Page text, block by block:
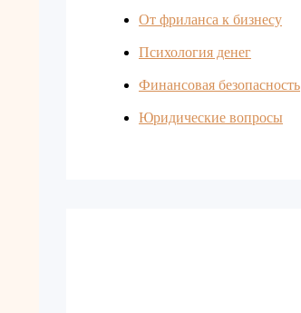
От фриланса к бизнесу
Психология денег
Финансовая безопасность
Юридические вопросы